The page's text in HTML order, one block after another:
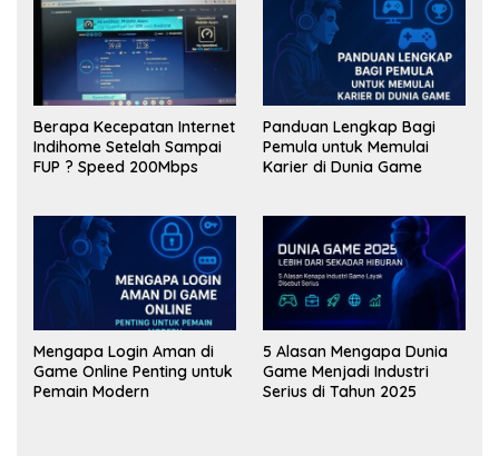
Berapa Kecepatan Internet
Indihome Setelah Sampai
FUP ? Speed 200Mbps
Panduan Lengkap Bagi
Pemula untuk Memulai
Karier di Dunia Game
Mengapa Login Aman di
Game Online Penting untuk
Pemain Modern
5 Alasan Mengapa Dunia
Game Menjadi Industri
Serius di Tahun 2025